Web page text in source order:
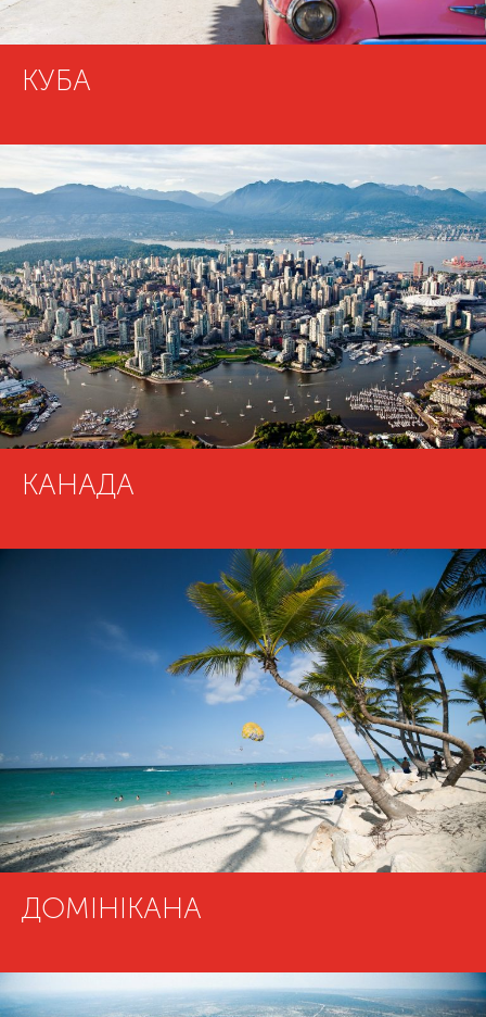
КУБА
КАНАДА
ДОМІНІКАНА